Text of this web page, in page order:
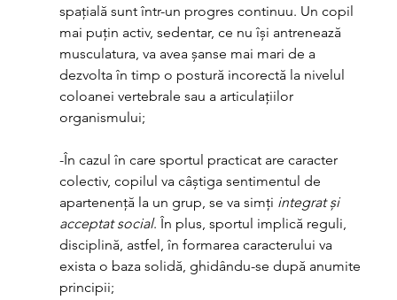
spațială sunt într-un progres continuu. Un copil
mai puțin activ, sedentar, ce nu își antrenează
musculatura, va avea șanse mai mari de a
dezvolta în timp o postură incorectă la nivelul
coloanei vertebrale sau a articulațiilor
organismului;
-În cazul în care sportul practicat are caracter
colectiv, copilul va câștiga sentimentul de
apartenență la un grup, se va simți integrat și
acceptat social. În plus, sportul implică reguli,
disciplină, astfel, în formarea caracterului va
exista o baza solidă, ghidându-se după anumite
principii;